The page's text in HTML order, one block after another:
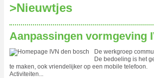
>‍Nieuwtjes
Aanpassingen vormgeving
De werkgroep
De bedoeling is het
te maken, ook vriendelijker op een mobile telefoon.
Activiteiten...